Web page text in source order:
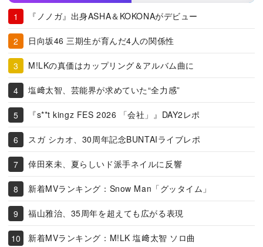
『ノノガ』出身ASHA＆KOKONAがデビュー
日向坂46 三期生が育んだ4人の関係性
M!LKの真価はカップリング＆アルバム曲に
塩﨑太智、芸能界が求めていた“全力感”
『s**t kingz FES 2026 「会社」』DAY2レポ
スガ シカオ、30周年記念BUNTAIライブレポ
倖田來未、夏らしいド派手ネイルに反響
新着MVランキング：Snow Man「グッタイム」
福山雅治、35周年を超えても広がる表現
新着MVランキング：M!LK 塩﨑太智 ソロ曲